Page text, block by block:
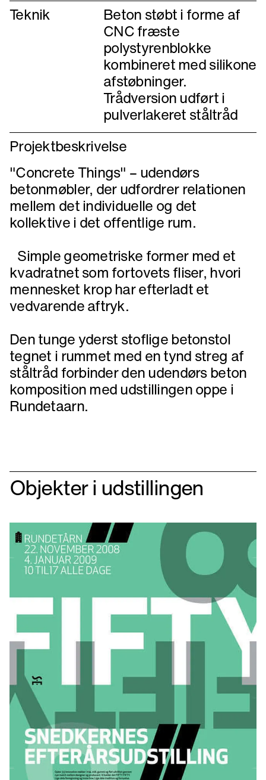
Teknik
Beton støbt i forme af
CNC fræste
polystyrenblokke
kombineret med silikone
afstøbninger.
Trådversion udført i
pulverlakeret ståltråd
Projektbeskrivelse
"Concrete Things" – udendørs
betonmøbler, der udfordrer relationen
mellem det individuelle og det
kollektive i det offentlige rum.
Simple geometriske former med et
kvadratnet som fortovets fliser, hvori
mennesket krop har efterladt et
vedvarende aftryk.
Den tunge yderst stoflige betonstol
tegnet i rummet med en tynd streg af
ståltråd forbinder den udendørs beton
komposition med udstillingen oppe i
Objekter i udstillingen